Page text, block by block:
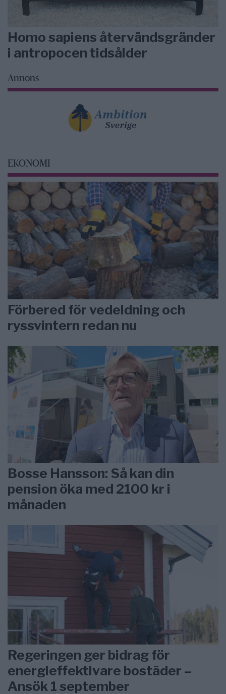
Homo sapiens återvändsgränder
i antropocen tidsålder
Annons
EKONOMI
Förbered för vedeldning och
ryssvintern redan nu
Bosse Hansson: Så kan din
pension öka med 2100 kr i
månaden
Regeringen ger bidrag för
energieffektivare bostäder –
Ansök 1 september